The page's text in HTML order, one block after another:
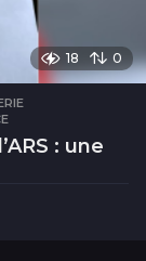
18 0
: une